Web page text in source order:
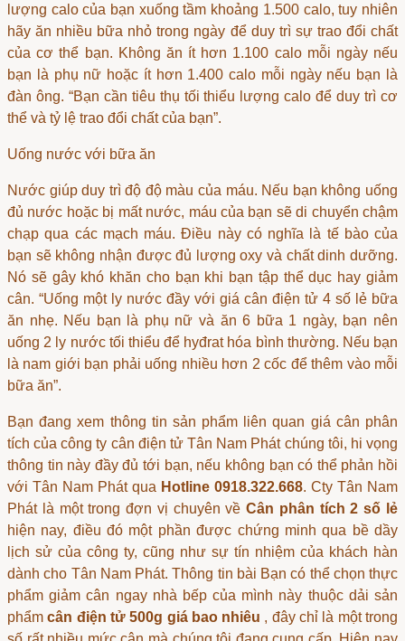
lượng calo của bạn xuống tầm khoảng 1.500 calo, tuy nhiên
hãy ăn nhiều bữa nhỏ trong ngày để duy trì sự trao đổi chất
của cơ thể bạn. Không ăn ít hơn 1.100 calo mỗi ngày nếu
bạn là phụ nữ hoặc ít hơn 1.400 calo mỗi ngày nếu bạn là
đàn ông. “Bạn cần tiêu thụ tối thiểu lượng calo để duy trì cơ
thể và tỷ lệ trao đổi chất của bạn”.
Uống nước với bữa ăn
Nước giúp duy trì độ độ màu của máu. Nếu bạn không uống
đủ nước hoặc bị mất nước, máu của bạn sẽ di chuyển chậm
chạp qua các mạch máu. Điều này có nghĩa là tế bào của
bạn sẽ không nhận được đủ lượng oxy và chất dinh dưỡng.
Nó sẽ gây khó khăn cho bạn khi bạn tập thể dục hay giảm
cân. “Uống một ly nước đầy với giá cân điện tử 4 số lẻ bữa
ăn nhẹ. Nếu bạn là phụ nữ và ăn 6 bữa 1 ngày, bạn nên
uống 2 ly nước tối thiểu để hyđrat hóa bình thường. Nếu bạn
là nam giới bạn phải uống nhiều hơn 2 cốc để thêm vào mỗi
bữa ăn”.
Bạn đang xem thông tin sản phẩm liên quan giá cân phân
tích của công ty cân điện tử Tân Nam Phát chúng tôi, hi vọng
thông tin này đầy đủ tới bạn, nếu không bạn có thể phản hồi
với Tân Nam Phát qua Hotline 0918.322.668. Cty Tân Nam
Phát là một trong đợn vị chuyên vềCân phân tích 2 số lẻ
hiện nay, điều đó một phần được chứng minh qua bề dầy
lịch sử của công ty, cũng như sự tín nhiệm của khách hàn
dành cho Tân Nam Phát. Thông tin bài Bạn có thể chọn thực
phẩm giảm cân ngay nhà bếp của mình này thuộc dải sản
phẩmcân điện tử 500g giá bao nhiêu , đây chỉ là một trong